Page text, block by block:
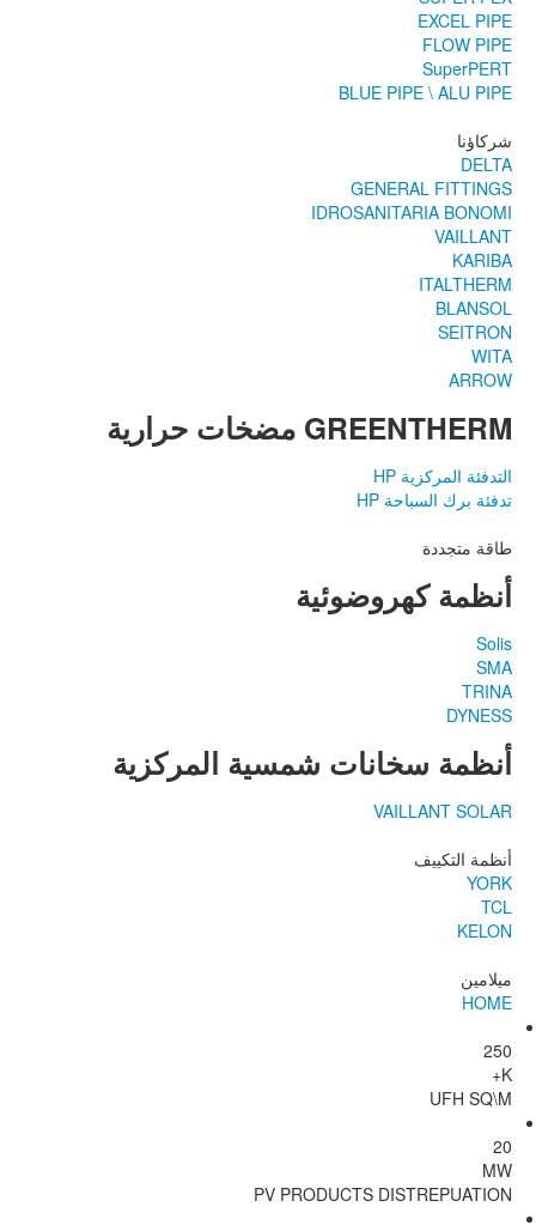
EXCEL PIPE
FLOW PIPE
SuperPERT
BLUE PIPE \ ALU PIPE
شركاؤنا
DELTA
GENERAL FITTINGS
IDROSANITARIA BONOMI
VAILLANT
KARIBA
ITALTHERM
BLANSOL
SEITRON
WITA
ARROW
GREENTHERM مضخات حرارية
التدفئة المركزية HP
تدفئة برك السباحة HP
طاقة متجددة
أنظمة كهروضوئية
Solis
SMA
TRINA
DYNESS
أنظمة سخانات شمسية المركزية
VAILLANT SOLAR
أنظمة التكييف
YORK
TCL
KELON
ميلامين
HOME
250
K+
UFH SQ\M
20
MW
PV PRODUCTS DISTREPUATION